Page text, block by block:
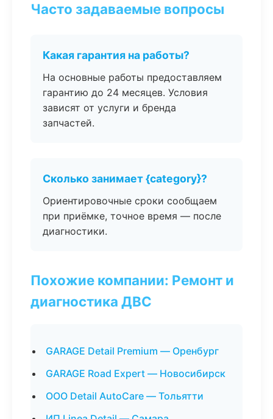
Часто задаваемые вопросы
Какая гарантия на работы?
На основные работы предоставляем
гарантию до 24 месяцев. Условия
зависят от услуги и бренда
запчастей.
Сколько занимает {category}?
Ориентировочные сроки сообщаем
при приёмке, точное время — после
диагностики.
Похожие компании: Ремонт и
диагностика ДВС
GARAGE Detail Premium — Оренбург
GARAGE Road Expert — Новосибирск
ООО Detail AutoCare — Тольятти